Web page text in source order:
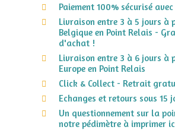
Paiement 100% sécurisé
Livraison entre 3 à 5 jours à
Belgique en Point Relais -
d'achat !
Livraison entre 3 à 6 jours à
Europe en Point Relais
Click & Collect - Retrait
Echanges et retours sous 15
Un questionnement sur la
notre pédimètre à imprimer